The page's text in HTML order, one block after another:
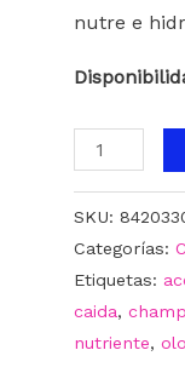
nutre e
SKU:
Categorías:
Etiquetas:
caida,
nutriente,